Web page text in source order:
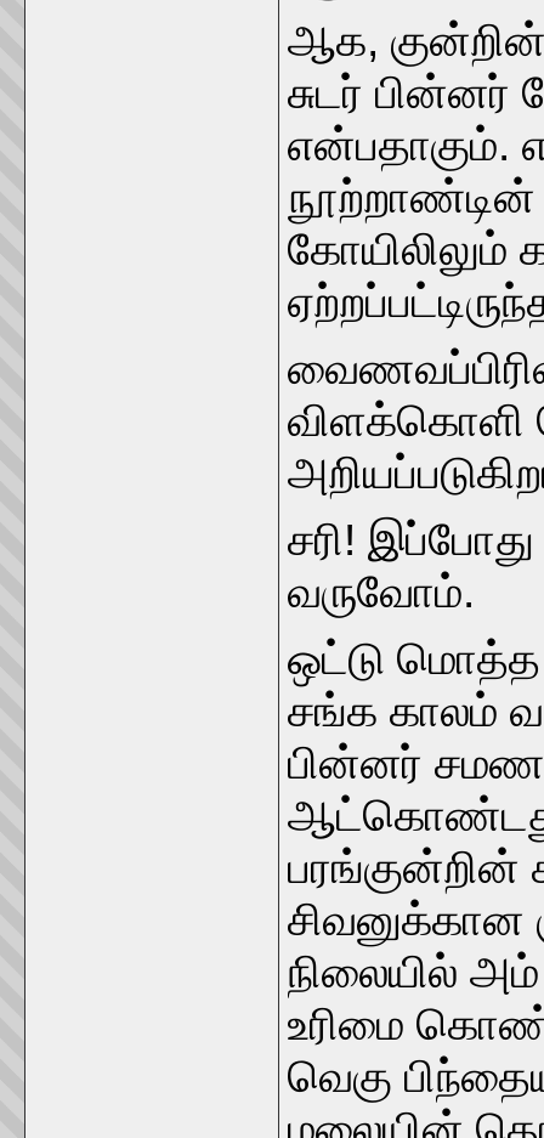
ஆக, குன்றின்
சுடர் பின்னர்
நூற்றாண்டின்
கோயிலிலும்
விளக்கொளி
சரி!
வருவோம்.
ஒட்டு மொத்த
சங்க காலம்
பின்னர்
சிவனுக்கான
நிலையில்
உரிமை
வெகு